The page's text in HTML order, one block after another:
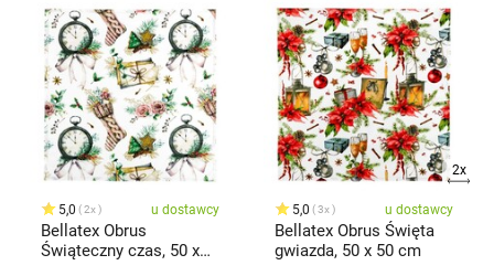
5,0 2x u dostawcy
Bellatex Obrus
Świąteczny czas, 50 x
2x
5,0 3x u dostawcy
Bellatex Obrus Święta
gwiazda, 50 x 50 cm